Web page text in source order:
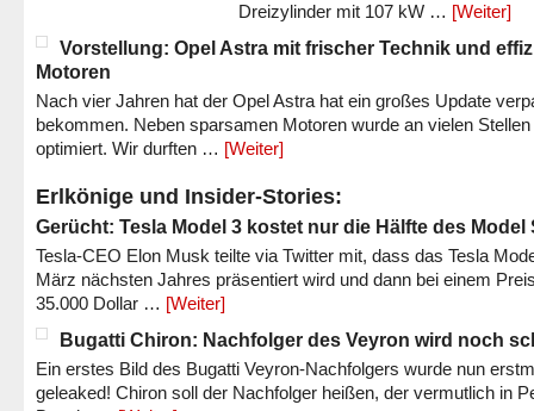
Dreizylinder mit 107 kW … [Weiter]
Vorstellung: Opel Astra mit frischer Technik und
Motoren
Nach vier Jahren hat der Opel Astra hat ein großes Update
bekommen. Neben sparsamen Motoren wurde an vielen Stellen
optimiert. Wir durften … [Weiter]
Erlkönige und Insider-Stories:
Gerücht: Tesla Model 3 kostet nur die Hälfte des Model
Tesla-CEO Elon Musk teilte via Twitter mit, dass das Tesla
März nächsten Jahres präsentiert wird und dann bei einem
35.000 Dollar … [Weiter]
Bugatti Chiron: Nachfolger des Veyron wird noch
Ein erstes Bild des Bugatti Veyron-Nachfolgers wurde nun
geleaked! Chiron soll der Nachfolger heißen, der vermutlich in